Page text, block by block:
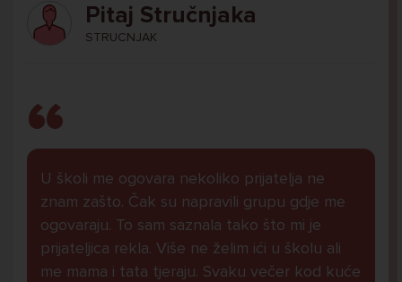
Pitaj Stručnjaka
STRUCNJAK
U školi me ogovara nekoliko prijatelja ne
znam zašto. Čak su napravili grupu gdje me
ogovaraju. To sam saznala tako što mi je
prijateljica rekla. Više ne želim ići u školu ali
me mama i tata tjeraju. Svaku večer kod kuće